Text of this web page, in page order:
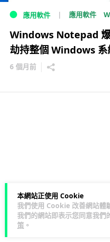
本網站正使用 Cookie
我們使用 Cookie 改善網站體
我們的網站即表示您同意我們
策 。
應用軟件 應用軟件
Windows Notepad
劫持整個 Windows 系
6 個月前